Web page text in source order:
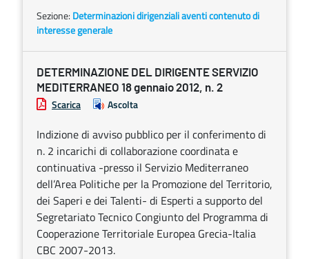
Sezione: Determinazioni dirigenziali aventi contenuto di
interesse generale
DETERMINAZIONE DEL DIRIGENTE SERVIZIO
MEDITERRANEO 18 gennaio 2012, n. 2
Scarica Ascolta
Indizione di avviso pubblico per il conferimento di
n. 2 incarichi di collaborazione coordinata e
continuativa -presso il Servizio Mediterraneo
dell’Area Politiche per la Promozione del Territorio,
dei Saperi e dei Talenti- di Esperti a supporto del
Segretariato Tecnico Congiunto del Programma di
Cooperazione Territoriale Europea Grecia-Italia
CBC 2007-2013.